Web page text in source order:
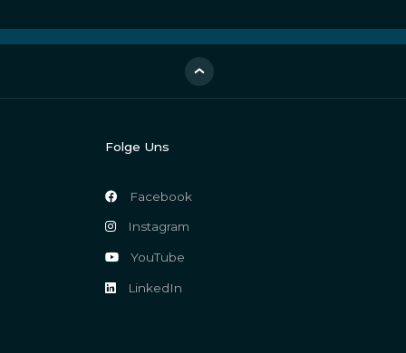
Folge Uns
Facebook
Instagram
YouTube
LinkedIn